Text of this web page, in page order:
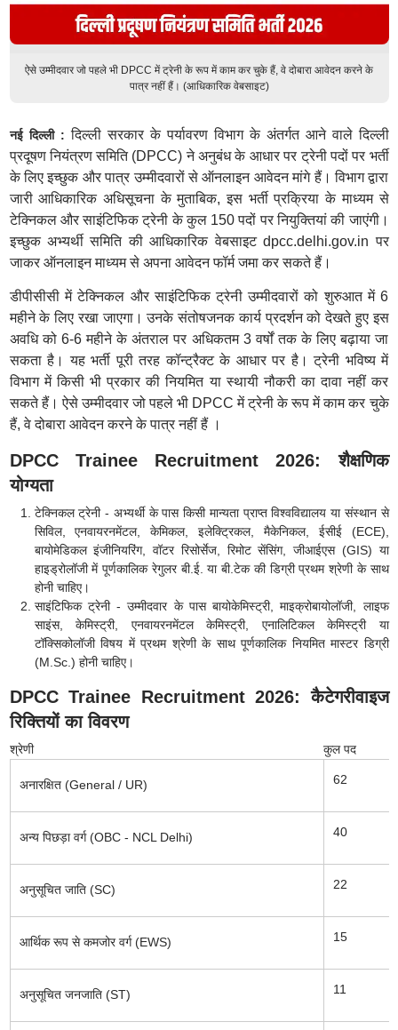
ऐसे उम्मीदवार जो पहले भी DPCC में ट्रेनी के रूप में काम कर चुके हैं, वे दोबारा आवेदन करने के
पात्र नहीं हैं। (आधिकारिक वेबसाइट)
नई दिल्ली :दिल्ली सरकार के पर्यावरण विभाग के अंतर्गत आने वाले दिल्ली
प्रदूषण नियंत्रण समिति (DPCC) ने अनुबंध के आधार पर ट्रेनी पदों पर भर्ती
के लिए इच्छुक और पात्र उम्मीदवारों से ऑनलाइन आवेदन मांगे हैं। विभाग द्वारा
जारी आधिकारिक अधिसूचना के मुताबिक, इस भर्ती प्रक्रिया के माध्यम से
टेक्निकल और साइंटिफिक ट्रेनी के कुल 150 पदों पर नियुक्तियां की जाएंगी।
इच्छुक अभ्यर्थी समिति की आधिकारिक वेबसाइट dpcc.delhi.gov.in पर
जाकर ऑनलाइन माध्यम से अपना आवेदन फॉर्म जमा कर सकते हैं।
डीपीसीसी में टेक्निकल और साइंटिफिक ट्रेनी उम्मीदवारों को शुरुआत में 6
महीने के लिए रखा जाएगा। उनके संतोषजनक कार्य प्रदर्शन को देखते हुए इस
अवधि को 6-6 महीने के अंतराल पर अधिकतम 3 वर्षों तक के लिए बढ़ाया जा
सकता है। यह भर्ती पूरी तरह कॉन्ट्रैक्ट के आधार पर है। ट्रेनी भविष्य में
विभाग में किसी भी प्रकार की नियमित या स्थायी नौकरी का दावा नहीं कर
सकते हैं। ऐसे उम्मीदवार जो पहले भी DPCC में ट्रेनी के रूप में काम कर चुके
हैं, वे दोबारा आवेदन करने के पात्र नहीं हैं ।
DPCC Trainee Recruitment 2026: शैक्षणिक
योग्यता
टेक्निकल ट्रेनी - अभ्यर्थी के पास किसी मान्यता प्राप्त विश्वविद्यालय या संस्थान से
सिविल, एनवायरनमेंटल, केमिकल, इलेक्ट्रिकल, मैकेनिकल, ईसीई (ECE),
बायोमेडिकल इंजीनियरिंग, वॉटर रिसोर्सेज, रिमोट सेंसिंग, जीआईएस (GIS) या
हाइड्रोलॉजी में पूर्णकालिक रेगुलर बी.ई. या बी.टेक की डिग्री प्रथम श्रेणी के साथ
होनी चाहिए।
साइंटिफिक ट्रेनी - उम्मीदवार के पास बायोकेमिस्ट्री, माइक्रोबायोलॉजी, लाइफ
साइंस, केमिस्ट्री, एनवायरनमेंटल केमिस्ट्री, एनालिटिकल केमिस्ट्री या
टॉक्सिकोलॉजी विषय में प्रथम श्रेणी के साथ पूर्णकालिक नियमित मास्टर डिग्री
(M.Sc.) होनी चाहिए।
DPCC Trainee Recruitment 2026: कैटेगरीवाइज
रिक्तियों का विवरण
श्रेणी कुल पद
अनारक्षित (General / UR) 62
अन्य पिछड़ा वर्ग (OBC - NCL Delhi) 40
अनुसूचित जाति (SC) 22
आर्थिक रूप से कमजोर वर्ग (EWS) 15
अनुसूचित जनजाति (ST) 11